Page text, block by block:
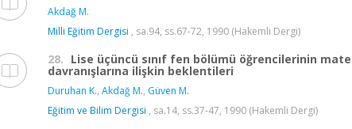
Akdağ M.
Milli Eğitim Dergisi , sa.94, ss.67-72, 1990 (Hakemli Dergi)
28. Lise üçüncü sınıf fen bölümü öğrencilerinin
davranışlarına ilişkin beklentileri
Duruhan K., Akdağ M., Güven M.
Eğitim ve Bilim Dergisi , sa.14, ss.37-47, 1990 (Hakemli Dergi)